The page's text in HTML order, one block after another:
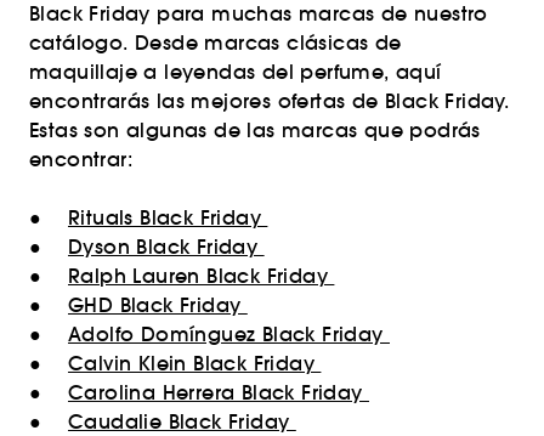
Black Friday para muchas marcas de nuestro
catálogo. Desde marcas clásicas de
maquillaje a leyendas del perfume, aquí
encontrarás las mejores ofertas de Black Friday.
Estas son algunas de las marcas que podrás
encontrar:
● Rituals Black Friday
● Dyson Black Friday
● Ralph Lauren Black Friday
● GHD Black Friday
● Adolfo Domínguez Black Friday
● Calvin Klein Black Friday
● Carolina Herrera Black Friday
● Caudalie Black Friday